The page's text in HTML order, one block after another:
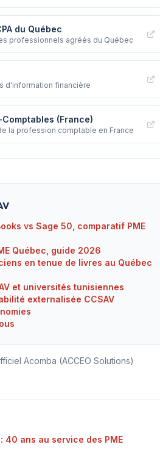
du Québec
professionnels agréés du Québec
d'information financière
(France)
la profession comptable en France
vs Sage 50, comparatif PME
Québec, guide 2026
en tenue de livres au Québec
et universités tunisiennes
externalisée CCSAV
Acomba (ACCEO Solutions)
40 ans au service des PME